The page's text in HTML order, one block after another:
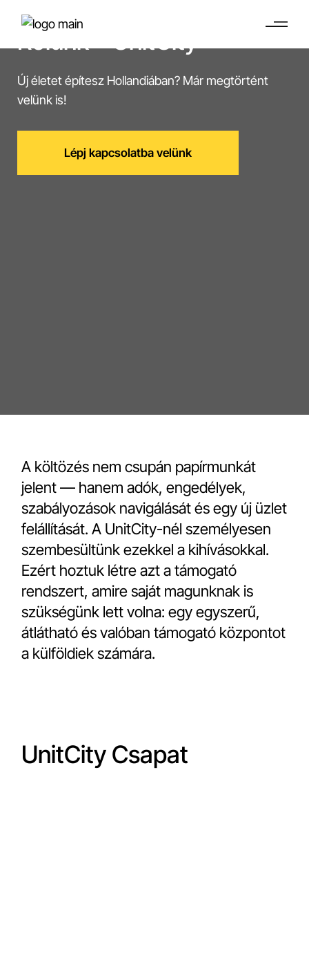
Rólunk – UnitCity
Új életet építesz Hollandiában? Már megtörtént
velünk is!
Lépj kapcsolatba velünk
A költözés nem csupán papírmunkát
jelent — hanem adók, engedélyek,
szabályozások navigálását és egy új üzlet
felállítását. A UnitCity-nél személyesen
szembesültünk ezekkel a kihívásokkal.
Ezért hoztuk létre azt a támogató
rendszert, amire saját magunknak is
szükségünk lett volna: egy egyszerű,
átlátható és valóban támogató központot
a külföldiek számára.
UnitCity Csapat